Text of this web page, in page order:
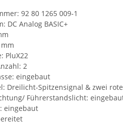
92 80 1265 009-1
DC Analog BASIC+
PluX22
2
eingebaut
Dreilicht-Spitzensignal & zwei
Führerstandslicht:
eingebaut